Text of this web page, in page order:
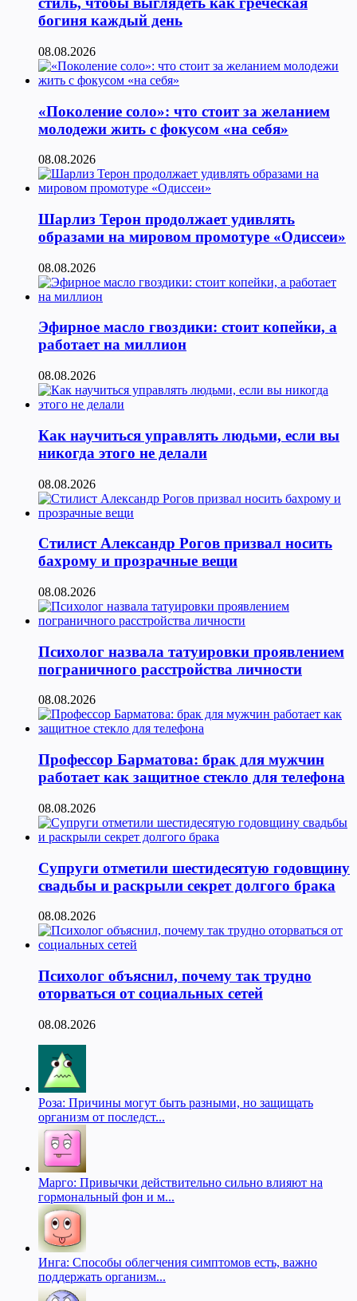
богиня каждый день
08.08.2026
«Поколение соло»: что стоит за желанием
молодежи жить с фокусом «на себя»
08.08.2026
Шарлиз Терон продолжает удивлять
образами на мировом промотуре «Одиссеи»
08.08.2026
Эфирное масло гвоздики: стоит копейки, а
работает на миллион
08.08.2026
Как научиться управлять людьми, если вы
никогда этого не делали
08.08.2026
Стилист Александр Рогов призвал носить
бахрому и прозрачные вещи
08.08.2026
Психолог назвала татуировки проявлением
пограничного расстройства личности
08.08.2026
Профессор Барматова: брак для мужчин
работает как защитное стекло для телефона
08.08.2026
Супруги отметили шестидесятую годовщину
свадьбы и раскрыли секрет долгого брака
08.08.2026
Психолог объяснил, почему так трудно
оторваться от социальных сетей
08.08.2026
Роза: Причины могут быть разными, но защищать
организм от последст...
Марго: Привычки действительно сильно влияют на
гормональный фон и м...
Инга: Способы облегчения симптомов есть, важно
поддержать организм...